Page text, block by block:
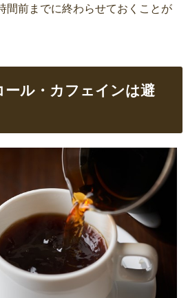
間前までに終わらせておくことが
ール・カフェインは避